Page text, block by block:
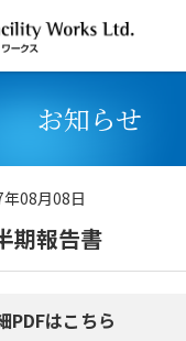
お知らせ
08月08日
期報告書
PDFはこちら